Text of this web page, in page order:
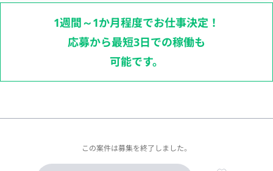
1週間～1か月程度でお仕事決定！
応募から最短3日での稼働も
可能です。
この案件は募集を終了しました。